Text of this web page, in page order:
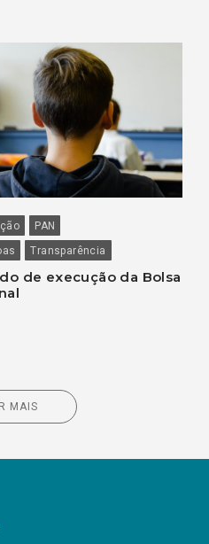
PAN
Transparência
de execução da Bolsa
MAIS